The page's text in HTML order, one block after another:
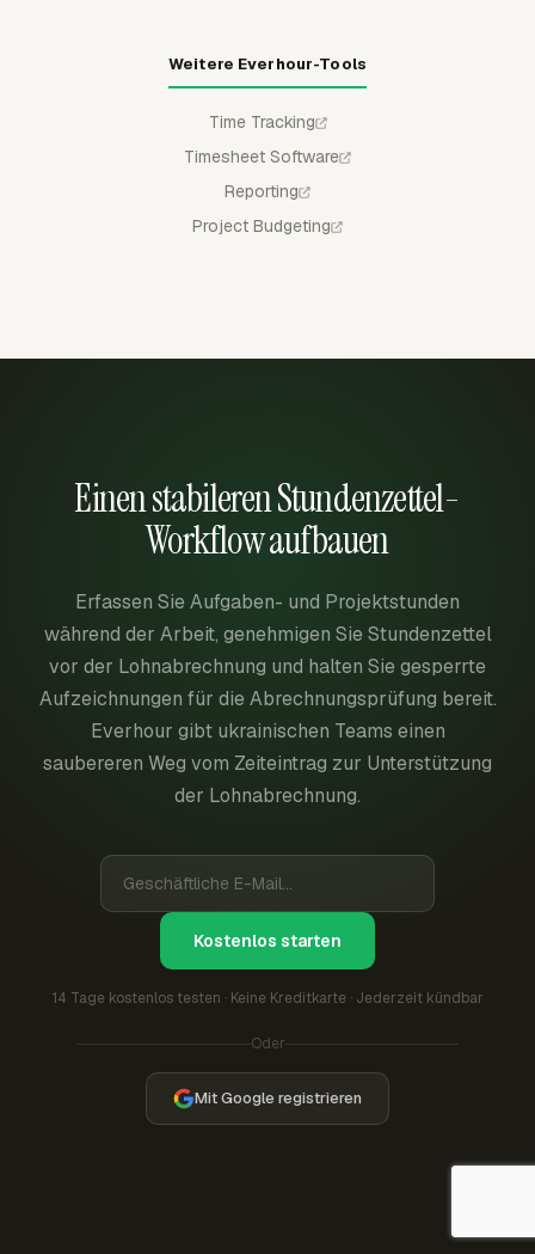
Weitere Everhour-Tools
Time Tracking
Timesheet Software
Reporting
Project Budgeting
Einen stabileren Stundenzettel-
Workflow aufbauen
Erfassen Sie Aufgaben- und Projektstunden
während der Arbeit, genehmigen Sie Stundenzettel
vor der Lohnabrechnung und halten Sie gesperrte
Aufzeichnungen für die Abrechnungsprüfung bereit.
Everhour gibt ukrainischen Teams einen
saubereren Weg vom Zeiteintrag zur Unterstützung
der Lohnabrechnung.
Kostenlos starten
14 Tage kostenlos testen · Keine Kreditkarte · Jederzeit kündbar
Oder
Mit Google registrieren